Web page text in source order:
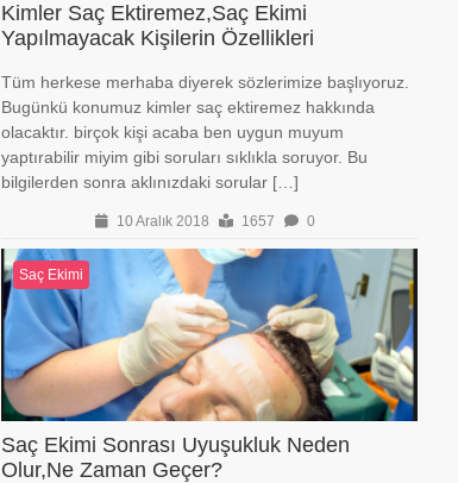
Kimler Saç Ektiremez,Saç Ekimi
Yapılmayacak Kişilerin Özellikleri
Tüm herkese merhaba diyerek sözlerimize başlıyoruz.
Bugünkü konumuz kimler saç ektiremez hakkında
olacaktır. birçok kişi acaba ben uygun muyum
yaptırabilir miyim gibi soruları sıklıkla soruyor. Bu
bilgilerden sonra aklınızdaki sorular […]
10 Aralık 2018 1657 0
Saç Ekimi
Saç Ekimi Sonrası Uyuşukluk Neden
Olur,Ne Zaman Geçer?